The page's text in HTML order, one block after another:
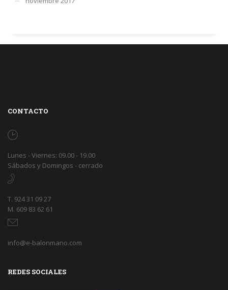
CONTACTO
Lunes - Viernes: 09.00 - 19.00
Sábados y Domingos - cerrado
T. 924 31 09 27
M. 609 83 62 61
info@e-balonmano.com
REDES SOCIALES